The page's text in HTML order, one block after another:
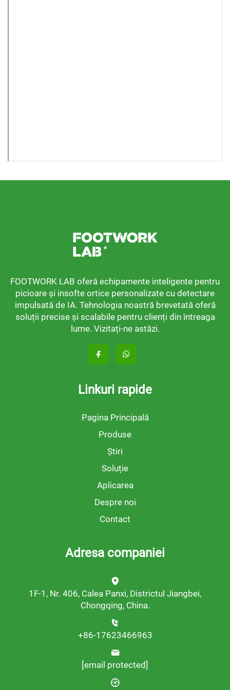
FOOTWORK LAB oferă echipamente inteligente pentru
picioare și insofte ortice personalizate cu detectare
impulsată de IA. Tehnologia noastră brevetată oferă
soluții precise și scalabile pentru clienți din întreaga
lume. Vizitați-ne astăzi.
Linkuri rapide
Pagina Principală
Produse
Știri
Soluție
Aplicarea
Despre noi
Contact
Adresa companiei
1F-1, Nr. 406, Calea Panxi, Districtul Jiangbei,
Chongqing, China.
+86-17623466963
[email protected]